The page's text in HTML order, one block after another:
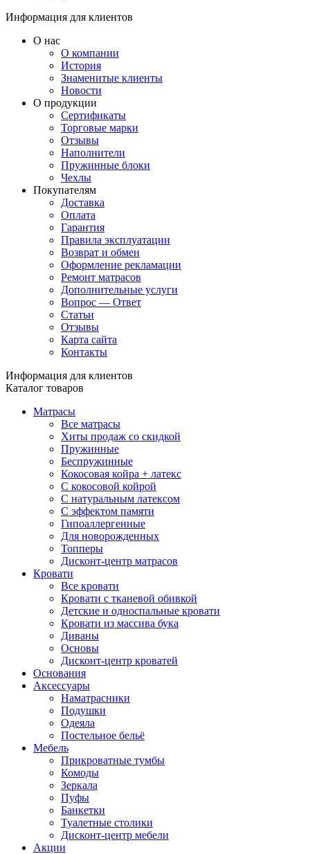
Информация для клиентов
О нас
О компании
История
Знаменитые клиенты
Новости
О продукции
Сертификаты
Торговые марки
Отзывы
Наполнители
Пружинные блоки
Чехлы
Покупателям
Доставка
Оплата
Гарантия
Правила эксплуатации
Возврат и обмен
Оформление рекламации
Ремонт матрасов
Дополнительные услуги
Вопрос — Ответ
Статьи
Отзывы
Карта сайта
Контакты
Информация для клиентов
Каталог товаров
Матрасы
Все матрасы
Хиты продаж со скидкой
Пружинные
Беспружинные
Кокосовая койра + латекс
С кокосовой койрой
С натуральным латексом
С эффектом памяти
Гипоаллергенные
Для новорожденных
Топперы
Дисконт-центр матрасов
Кровати
Все кровати
Кровати с тканевой обивкой
Детские и односпальные кровати
Кровати из массива бука
Диваны
Основы
Дисконт-центр кроватей
Основания
Аксессуары
Наматрасники
Подушки
Одеяла
Постельное бельё
Мебель
Прикроватные тумбы
Комоды
Зеркала
Пуфы
Банкетки
Туалетные столики
Дисконт-центр мебели
Акции